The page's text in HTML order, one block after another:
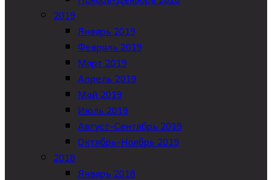
2019
Январь 2019
Февраль 2019
Март 2019
Апрель 2019
Май 2019
Июль 2019
Август-Сентябрь 2019
Октябрь-Ноябрь 2019
2018
Январь 2018